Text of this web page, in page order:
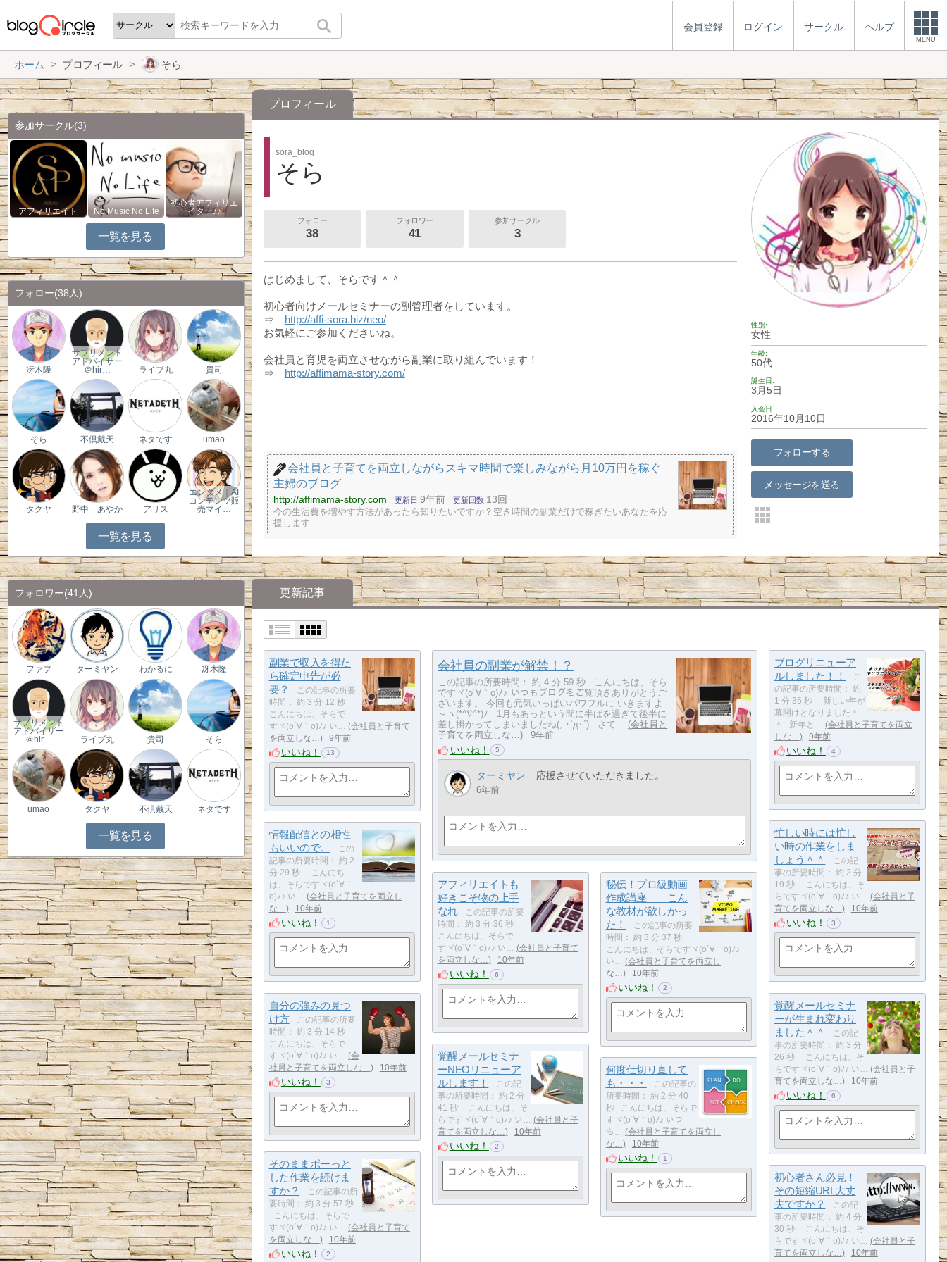
会員登録 ログイン サークル ヘルプ
MENU
ホーム プロフィール そら
プロフィール
sora_blog
そら
フォロー
38
フォロワー
41
参加サークル
3
性別
女性
年齢
50代
誕生日
3月5日
入会日
2016年10月10日
フォローする
メッセージを送る
はじめまして、そらです＾＾
初心者向けメールセミナーの副管理者をしています。
⇒ http://affi-sora.biz/neo/
お気軽にご参加くださいね。
会社員と育児を両立させながら副業に取り組んでいます！
⇒ http://affimama-story.com/
会社員と子育てを両立しながらスキマ時間で楽しみながら月10万円を稼ぐ
主婦のブログ
http://affimama-story.com 更新日 9年前 更新回数 13回
今の生活費を増やす方法があったら知りたいですか？空き時間の副業だけで稼ぎたいあなたを応
援します
更新記事
副業で収入を得た
ら確定申告が必
要？
この記事の所要
時間： 約 3 分 12 秒
こんにちは、そらで
すヾ(o´∀｀o)ﾉ♪ い…
会社員と子育て
を両立しな…
9年前
いいね！ 13
会社員の副業が解禁！？
この記事の所要時間： 約 4 分 59 秒 こんにちは、そら
ですヾ(o´∀｀o)ﾉ♪ いつもブログをご覧頂きありがとうご
ざいます。 今回も元気いっぱいパワフルに いきますよ
～ヽ(*^∇^*)ﾉ 1月もあっという間に半ばを過ぎて後半に
差し掛かってしまいましたね(; ･`д･´) さて…
会社員と
子育てを両立しな…
9年前
いいね！ 5
ターミヤン 応援させていただきました。
6年前
ブログリニューア
ルしました！！
こ
の記事の所要時間： 約
1 分 35 秒 新しい年が
幕開けとなりました＾
＾ 新年と…
会社員と子育てを両立
しな…
9年前
いいね！ 4
忙しい時には忙し
い時の作業をしま
しょう＾＾
この記
事の所要時間： 約 2 分
19 秒 こんにちは、そ
らですヾ(o´∀｀o)ﾉ♪ い…
会社員と子
育てを両立しな…
10年前
いいね！ 3
情報配信との相性
もいいので。
この
記事の所要時間： 約 2
分 29 秒 こんにち
は、そらですヾ(o´∀｀
o)ﾉ♪ い…
会社員と子育てを両立し
な…
10年前
いいね！ 1
アフィリエイトも
好きこそ物の上手
なれ
この記事の所要
時間： 約 3 分 36 秒
こんにちは、そらで
すヾ(o´∀｀o)ﾉ♪ い…
会社員と子育て
を両立しな…
10年前
いいね！ 6
秘伝！プロ級動画
作成講座 こん
な教材が欲しかっ
た！
この記事の所要
時間： 約 3 分 37 秒
こんにちは、そらですヾ(o´∀｀o)ﾉ♪
い…
会社員と子育てを両立し
な…
10年前
いいね！ 2
自分の強みの見つ
け方
この記事の所要
時間： 約 3 分 14 秒
こんにちは、そらで
すヾ(o´∀｀o)ﾉ♪ い…
会
社員と子育てを両立しな…
10年前
いいね！ 3
覚醒メールセミナ
ーが生まれ変わり
ました＾＾
この記
事の所要時間： 約 3 分
26 秒 こんにちは、そ
らですヾ(o´∀｀o)ﾉ♪ い…
会社員と子
育てを両立しな…
10年前
いいね！ 6
覚醒メールセミナ
ーNEOリニューア
ルします！
この記
事の所要時間： 約 2 分
41 秒 こんにちは、そ
らですヾ(o´∀｀o)ﾉ♪ い…
会社員と子
育てを両立しな…
10年前
いいね！ 2
何度仕切り直して
も・・・
この記事の
所要時間： 約 2 分 40
秒 こんにちは、そらで
すヾ(o´∀｀o)ﾉ♪ いつ
も…
会社員と子育てを両立し
な…
10年前
いいね！ 1
そのままボーっと
した作業を続けま
すか？
この記事の所
要時間： 約 3 分 57 秒
こんにちは、そらで
すヾ(o´∀｀o)ﾉ♪ い…
会社員と子育て
を両立しな…
10年前
いいね！ 2
初心者さん必見！
その短縮URL大丈
夫ですか？
この記
事の所要時間： 約 4 分
30 秒 こんにちは、そ
らですヾ(o´∀｀o)ﾉ♪ い…
会社員と子
育てを両立しな…
10年前
参加サークル(3)
アフィリエイト No Music No Life
初心者アフィリエ
イター♪♪
一覧を見る
フォロー(38人)
冴木隆
サプリメント
アドバイザー
＠hir…
ライブ丸 貴司
そら 不倶戴天 ネタです umao
タクヤ 野中 あやか アリス
エンタメ｜AI
コンテンツ販
売マイ…
一覧を見る
フォロワー(41人)
ファブ ターミヤン わかるに 冴木隆
サプリメント
アドバイザー
＠hir…
ライブ丸 貴司 そら
umao タクヤ 不倶戴天 ネタです
一覧を見る